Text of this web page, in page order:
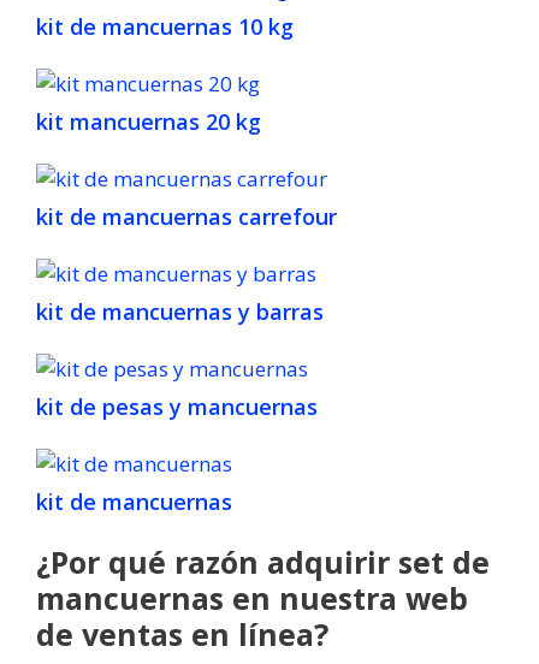
kit de mancuernas 10 kg
kit mancuernas 20 kg
kit de mancuernas carrefour
kit de mancuernas y barras
kit de pesas y mancuernas
kit de mancuernas
¿Por qué razón adquirir set de
mancuernas en nuestra web
de ventas en línea?